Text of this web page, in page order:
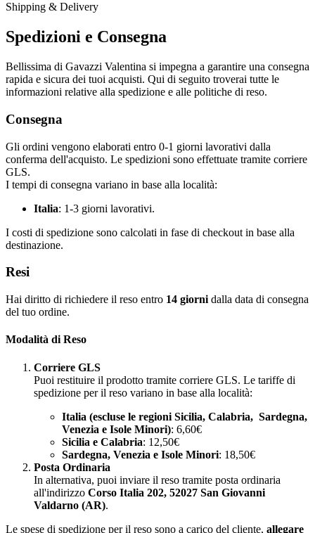
Shipping & Delivery
Spedizioni e Consegna
Bellissima di Gavazzi Valentina si impegna a garantire una consegna
rapida e sicura dei tuoi acquisti. Qui di seguito troverai tutte le
informazioni relative alla spedizione e alle politiche di reso.
Consegna
Gli ordini vengono elaborati entro 0-1 giorni lavorativi dalla
conferma dell'acquisto. Le spedizioni sono effettuate tramite corriere
GLS.
I tempi di consegna variano in base alla località:
Italia: 1-3 giorni lavorativi.
I costi di spedizione sono calcolati in fase di checkout in base alla
destinazione.
Resi
Hai diritto di richiedere il reso entro 14 giorni dalla data di consegna
del tuo ordine.
Modalità di Reso
Corriere GLS
Puoi restituire il prodotto tramite corriere GLS. Le tariffe di
spedizione per il reso variano in base alla località:
Italia (escluse le regioni Sicilia, Calabria, Sardegna,
Venezia e Isole Minori): 6,60€
Sicilia e Calabria: 12,50€
Sardegna, Venezia e Isole Minori: 18,50€
Posta Ordinaria
In alternativa, puoi inviare il reso tramite posta ordinaria
all'indirizzo Corso Italia 202, 52027 San Giovanni
Valdarno (AR).
Le spese di spedizione per il reso sono a carico del cliente, allegare